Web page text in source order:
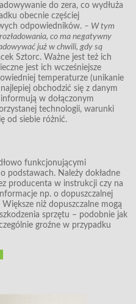
do zera, co wydłuża
obecnie częściej
odpowiedników. – W tym
co ma negatywny
już w chwili, gdy są
Sztorc. Ważne jest też ich
jest ich wcześniejsze
temperaturze (unikanie
obchodzić się z danym
w dołączonym
technologii, warunki
od siebie różnić.
funkcjonującymi
podstawach. Należy dokładne
producenta w instrukcji czy na
np. o dopuszczalnej
niż dopuszczalne mogą
sprzętu – podobnie jak
groźne w przypadku